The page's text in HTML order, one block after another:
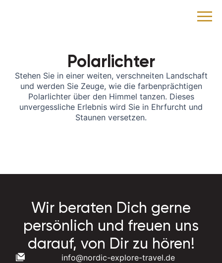
Polarlichter
Stehen Sie in einer weiten, verschneiten Landschaft
und werden Sie Zeuge, wie die farbenprächtigen
Polarlichter über den Himmel tanzen. Dieses
unvergessliche Erlebnis wird Sie in Ehrfurcht und
Staunen versetzen.
Wir beraten Dich gerne
persönlich und freuen uns
darauf, von Dir zu hören!
info@nordic-explore-travel.de